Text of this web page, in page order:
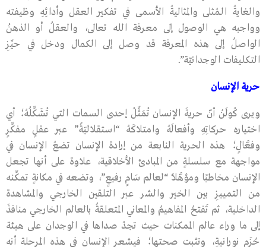
والغايةُ الـمُثلى والمثاليةُ الأسمى في تفكير العقل وأدائِهِ وظيفته
وواجبه هي الوصول إلى معرفة الله تعالى، والعقلُ أو الذهنُ
الواصلُ إلى هذه المعرفة قد وصل إلى الكمال ودخل في حيِّزِ
التكليفات الوجدانيّة”.
حرية الإنسان
ويرى كُولَنْ أنّ حريةَ الإنسان تُمَثِّلُ إحدى السمات التي تُشَكِّلُهُ؛ أي
اختياره حركاتِهِ وأفعالَهُ وامتلاكَهُ “استقلاليّةً” عبر عقلٍ مفكِّرٍ
وفعَّالٍ؛ هذه الحرية النابعة من إرادة الإنسان تضعُ الإنسان في
مواجهة مع سلسلةٍ من المبادئ الأخلاقية، علاوة على أنها تجعل
الإنسان مخاطبًا ومؤهَّلًا “لعالم سَامٍ رفيعٍ”، وتضعه في مكانةٍ تمكِّنه
من التمييزِ بين الخير والشر عبر التلقين الخارجي والمشاهدة
الداخلية، ثم تَفتحُ المفاهيمُ والمعاني المتعلقةُ بالعالم الخارجي منافذَ
إلى ما وراء عالم الممكنات حيث تجدُ صداها في الوجدان على هيئة
حُزَمٍ نورانيةٍ، وتثبت صحتها؛ فيشعر الإنسان في هذه المرحلة أنه